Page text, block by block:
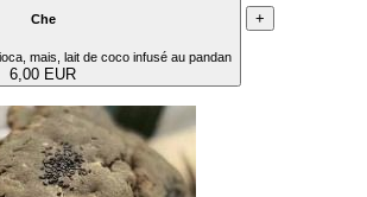
Che
mais, lait de coco infusé au pandan
6,00 EUR
+